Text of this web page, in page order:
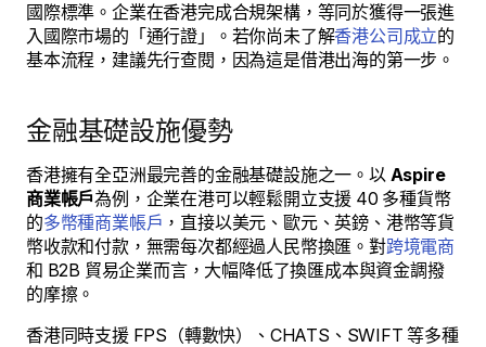
國際標準。企業在香港完成合規架構，等同於獲得一張進
入國際市場的「通行證」。若你尚未了解香港公司成立的
基本流程，建議先行查閱，因為這是借港出海的第一步。
金融基礎設施優勢
香港擁有全亞洲最完善的金融基礎設施之一。以 Aspire
商業帳戶為例，企業在港可以輕鬆開立支援 40 多種貨幣
的多幣種商業帳戶 ，直接以美元、歐元、英鎊、港幣等貨
幣收款和付款，無需每次都經過人民幣換匯。對跨境電商
和 B2B 貿易企業而言，大幅降低了換匯成本與資金調撥
的摩擦。
香港同時支援 FPS（轉數快）、CHATS、SWIFT 等多種